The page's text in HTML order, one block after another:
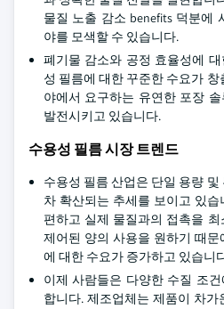
물질 노출 감소 benefits 덕분에
야를 모색할 수 있습니다.
폐기물 감소와 공정 효율성에
성 필름에 대한 꾸준한 수요가
야에서 요구하는 유연한 포장
발전시키고 있습니다.
수용성 필름 시장 트렌드
수용성 필름 산업은 단일 용량
차 확산되는 추세를 보이고 있
편하고 실제 물질과의 접촉을
제어된 양의 사용을 원하기 때
에 대한 수요가 증가하고 있습니
이제 사람들은 다양한 수질 조
합니다. 제조업체는 제품이 차